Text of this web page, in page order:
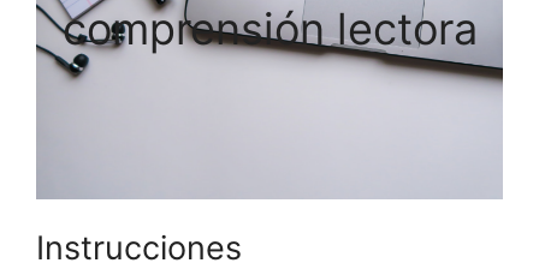
comprensión lectora
Instrucciones